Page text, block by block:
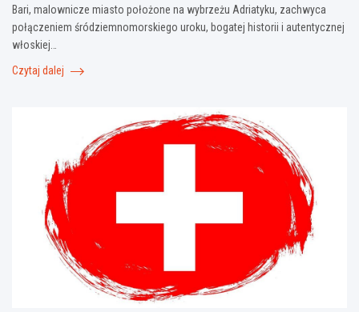
Bari, malownicze miasto położone na wybrzeżu Adriatyku, zachwyca
połączeniem śródziemnomorskiego uroku, bogatej historii i autentycznej
włoskiej…
Czytaj dalej